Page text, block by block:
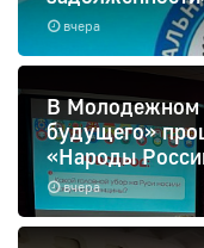
вчера
вчера
В Молодежном
будущего»
«Народы